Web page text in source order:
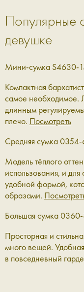
Популярные
девушке
Мини-сумка S4630-
Компактная
самое необходимое.
длинным
плечо. Посмотреть
Средняя сумка
Модель тёплого
использования, и
удобной формой,
образами.
Большая сумка
Просторная и
много вещей.
в повседневный